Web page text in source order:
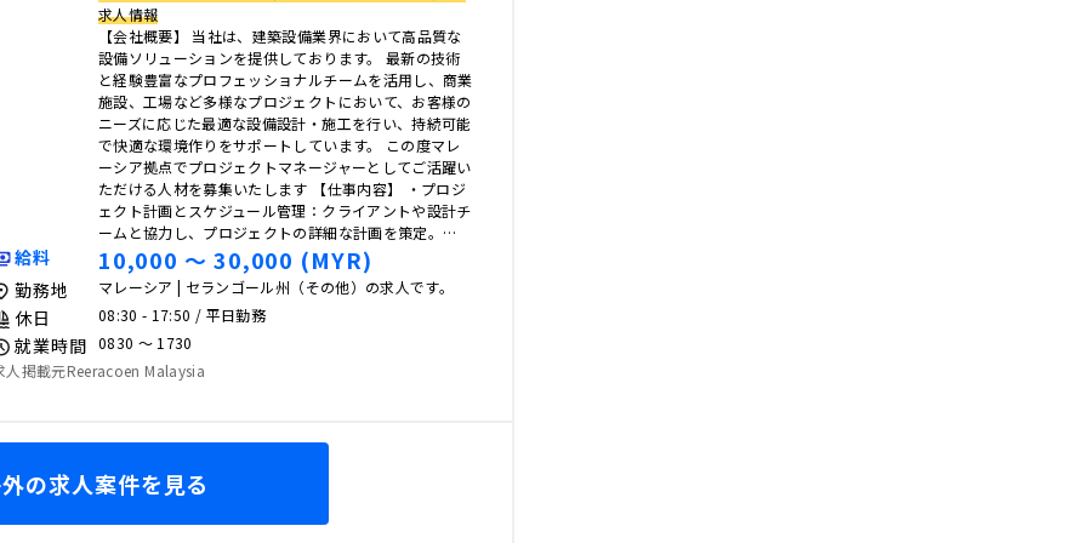
求人情報
【会社概要】 当社は、建築設備業界において高品質な
設備ソリューションを提供しております。 最新の技術
と経験豊富なプロフェッショナルチームを活用し、商業
施設、工場など多様なプロジェクトにおいて、お客様の
ニーズに応じた最適な設備設計・施工を行い、持続可能
で快適な環境作りをサポートしています。 この度マレ
ーシア拠点でプロジェクトマネージャーとしてご活躍い
ただける人材を募集いたします 【仕事内容】 ・プロジ
ェクト計画とスケジュール管理：クライアントや設計チ
ームと協力し、プロジェクトの詳細な計画を策定。…
給料 10,000 〜 30,000 (MYR)
勤務地 マレーシア | セランゴール州（その他）の求人です。
休日 08:30 - 17:50 / 平日勤務
就業時間 0830 〜 1730
人掲載元Reeracoen Malaysia
の求人案件を見る